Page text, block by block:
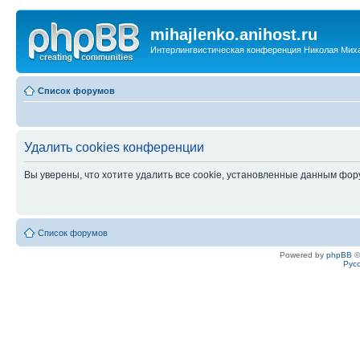
mihajlenko.anihost.ru
Интерлингвистическая конференция Николая
Список форумов
Удалить cookies конференции
Вы уверены, что хотите удалить все cookie, установленные данным
Список форумов
Powered by phpBB